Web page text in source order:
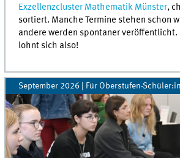
Exzellenzcluster Mathematik Münster,
sortiert. Manche Termine stehen schon
andere werden spontaner veröffentlicht.
lohnt sich also!
September 2026 | Für Oberstufen-